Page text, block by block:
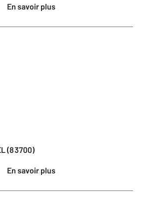
En savoir plus
(83700)
En savoir plus